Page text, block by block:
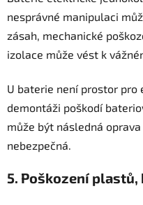
nesprávné manipulaci
zásah, mechanické
izolace může vést k
U baterie není prostor pro
demontáži poškodí
může být následná
nebezpečná.
5. Poškození